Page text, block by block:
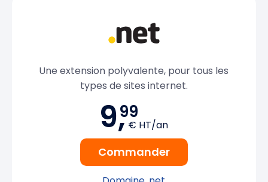
Une extension polyvalente, pour tous les
types de sites internet.
9,99
€ HT/an
Commander